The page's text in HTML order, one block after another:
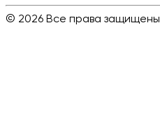
© 2026 Все права защищены